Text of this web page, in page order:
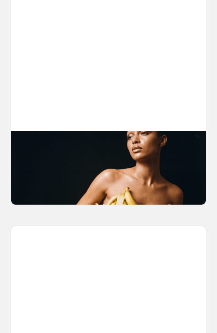
The Nano Banana 2 Handbook
Brian from Litany of Ignition gives a hands-on
breakdown of what Gemini 2.0 Flash Image
can actually do, with the prompts to prove it.